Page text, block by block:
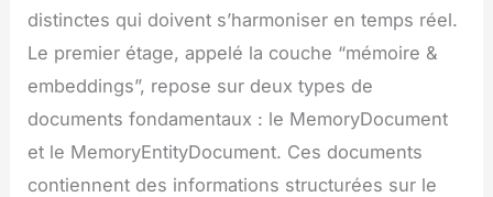
distinctes qui doivent s’harmoniser en temps réel.
Le premier étage, appelé la couche “mémoire &
embeddings”, repose sur deux types de
documents fondamentaux : le MemoryDocument
et le MemoryEntityDocument. Ces documents
contiennent des informations structurées sur le